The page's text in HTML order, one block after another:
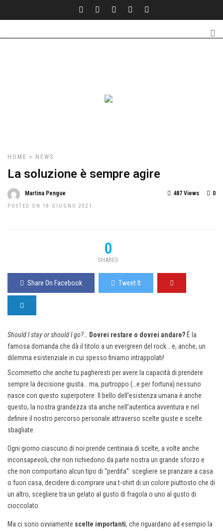
HOME » NEWS
La soluzione è sempre agire
Martina Pengue
POSTED ON 18 GIUGNO 2021
0
487 Views
0
SHARES
Share On Facebook Tweet It
Should I stay or should I go?… Dovrei restare o dovrei andare? È la
famosa domanda che dà il titolo a un evergreen del rock… e, anche, un
dilemma esistenziale in cui spesso finiamo intrappolati!
Scommetto che anche tu pagheresti per avere la capacità di prendere
sempre la decisione giusta… ma, purtroppo (…e per fortuna) nessuno
nasce con questo superpotere. Il bello dell’esistenza umana è anche
questo, la nostra grandezza sta anche nell’autentica avventura e nel
definire il nostro percorso personale attraverso scelte giuste e scelte
sbagliate.
Ogni giorno ciascuno di noi prende centinaia di scelte, a volte anche
inconsapevoli, che non richiedono da parte nostra un grande sforzo e
che non comportano alcun tipo di “perdita”: scegliere se pranzare a casa
o fuori casa, decidere di comprare una t-shirt di un colore piuttosto che di
un altro, scegliere tra un gelato al gusto di fragola o uno al gusto di
cioccolato.
Ma ci sono ovviamente scelte importanti, che riguardano ad esempio la